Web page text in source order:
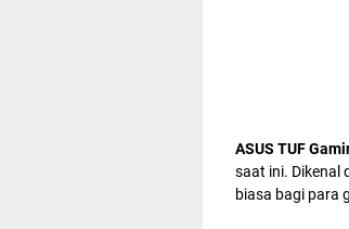
ASUS TUF
saat ini. Dikenal
biasa bagi para